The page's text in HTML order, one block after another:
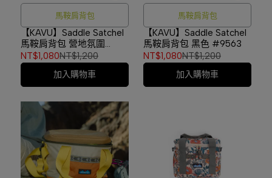
馬鞍肩背包
【KAVU】Saddle Satchel
馬鞍肩背包 營地氛圍
#9563
NT$1,080NT$1,200
加入購物車
馬鞍肩背包
【KAVU】Saddle Satchel
馬鞍肩背包 黑色 #9563
NT$1,080NT$1,200
加入購物車